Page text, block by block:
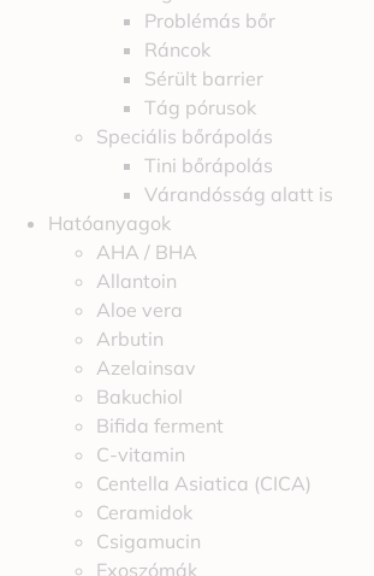
Problémás bőr
Ráncok
Sérült barrier
Tág pórusok
Speciális bőrápolás
Tini bőrápolás
Várandósság alatt is
Hatóanyagok
AHA / BHA
Allantoin
Aloe vera
Arbutin
Azelainsav
Bakuchiol
Bifida ferment
C-vitamin
Centella Asiatica (CICA)
Ceramidok
Csigamucin
Exoszómák